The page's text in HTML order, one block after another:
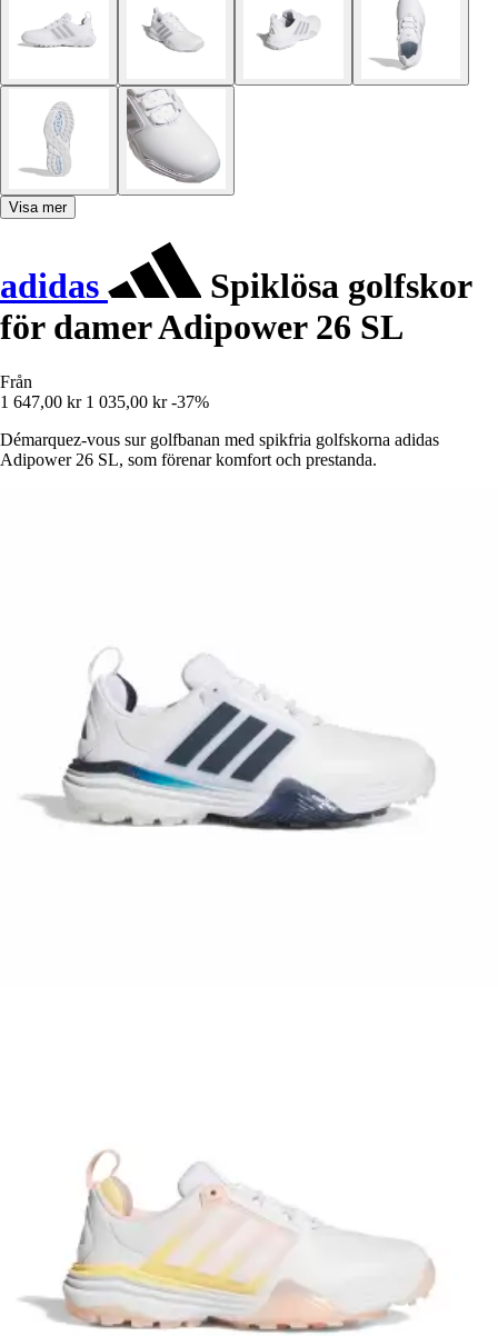
Visa mer
adidas
Spiklösa golfskor
för damer Adipower 26 SL
Från
1 647,00 kr 1 035,00 kr -37%
Démarquez-vous sur golfbanan med spikfria golfskorna adidas
Adipower 26 SL, som förenar komfort och prestanda.